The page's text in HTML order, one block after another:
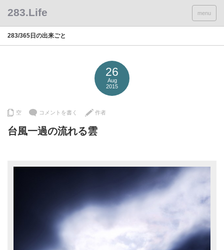
menu
283/365日の出来ごと
26
Aug
2015
空 コメントを書く 作者
台風一過の流れる雲